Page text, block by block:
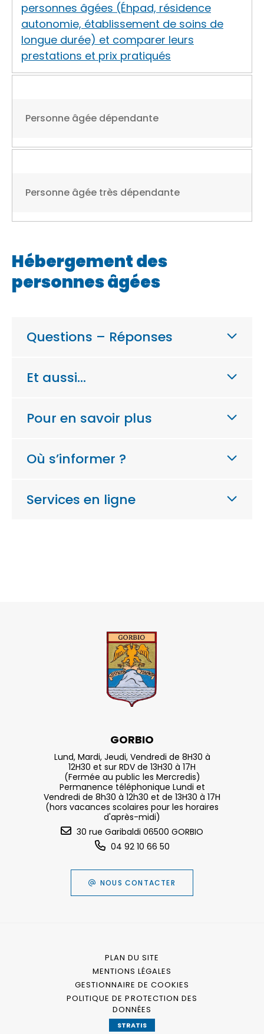
personnes âgées (Éhpad, résidence
autonomie, établissement de soins de
longue durée) et comparer leurs
prestations et prix pratiqués
Personne âgée dépendante
Personne âgée très dépendante
Hébergement des
personnes âgées
Questions – Réponses
Et aussi…
Pour en savoir plus
Où s’informer ?
Services en ligne
GORBIO
Lund, Mardi, Jeudi, Vendredi de 8H30 à
12H30 et sur RDV de 13H30 à 17H
(Fermée au public les Mercredis)
Permanence téléphonique Lundi et
Vendredi de 8h30 à 12h30 et de 13H30 à 17H
(hors vacances scolaires pour les horaires
d'après-midi)
30 rue Garibaldi 06500 GORBIO
04 92 10 66 50
NOUS CONTACTER
PLAN DU SITE
MENTIONS LÉGALES
GESTIONNAIRE DE COOKIES
POLITIQUE DE PROTECTION DES
DONNÉES
STRATIS